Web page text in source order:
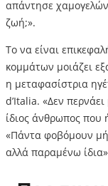
απάντησε
ζωή;».
Το να είναι
κομμάτων μοιάζει
η μεταφασίστρια
d’Italia. «Δεν
ίδιος άνθρωπος που
«Πάντα φοβόμουν
αλλά παραμένω